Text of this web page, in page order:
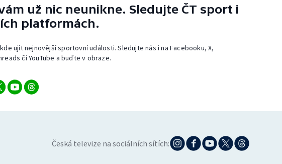
už nic neunikne. Sledujte ČT sport i
platformách.
ujít nejnovější sportovní události. Sledujte nás i na Facebooku, X,
či YouTube a buďte v obraze.
Česká televize na sociálních sítích: